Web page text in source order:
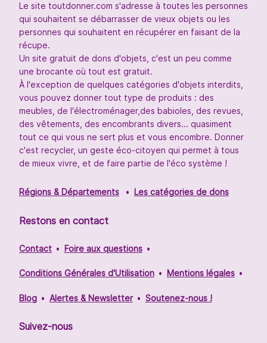
Le site toutdonner.com s'adresse à toutes les personnes
qui souhaitent se débarrasser de vieux objets ou les
personnes qui souhaitent en récupérer en faisant de la
récupe.
Un site gratuit de dons d'objets, c'est un peu comme
une brocante où tout est gratuit.
À l'exception de quelques catégories d'objets interdits,
vous pouvez donner tout type de produits : des
meubles, de l'électroménager,des babioles, des revues,
des vêtements, des encombrants divers... quasiment
tout ce qui vous ne sert plus et vous encombre. Donner
c'est recycler, un geste éco-citoyen qui permet à tous
de mieux vivre, et de faire partie de l'éco système !
Régions & Départements Les catégories de dons
Restons en contact
Contact Foire aux questions
Conditions Générales d'Utilisation Mentions légales
Blog Alertes & Newsletter Soutenez-nous !
Suivez-nous